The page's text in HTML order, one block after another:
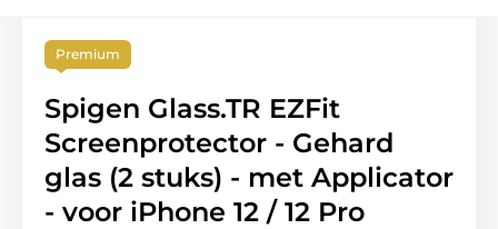
Premium
Spigen Glass.TR EZFit
Screenprotector - Gehard
glas (2 stuks) - met Applicator
- voor iPhone 12 / 12 Pro